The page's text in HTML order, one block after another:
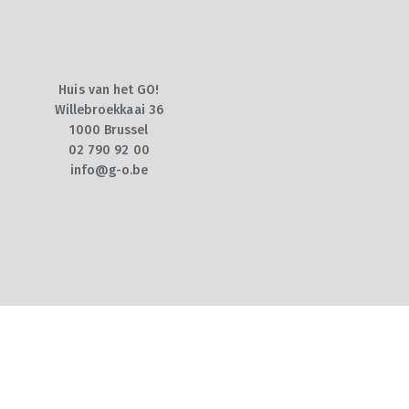
Huis van het GO!
Willebroekkaai 36
1000 Brussel
02 790 92 00
info@g-o.be